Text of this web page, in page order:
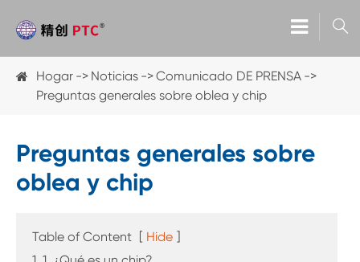

Hogar Noticias
Comunicado DE PRENSA
Preguntas generales sobre oblea y chip
Preguntas generales sobre
oblea y chip
Table of Content [ Hide ]